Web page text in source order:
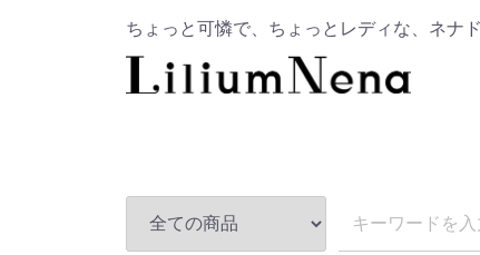
ちょっと可憐で、ちょっとレディな、ネナド